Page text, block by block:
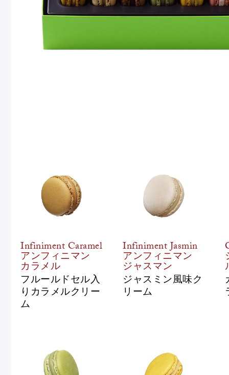
Infiniment Caramel
アンフィニマン
カラメル
フルールドセル入
りカラメルクリー
ム
Infiniment Jasmin
アンフィニマン
ジャスマン
ジャスミン風味ク
リーム